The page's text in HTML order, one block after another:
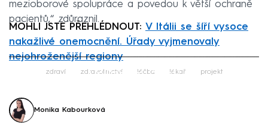
mezioborové spolupráce a povedou k větší ochraně
pacientů,“ zdůraznil.
MOHLI JSTE PŘEHLÉDNOUT: V Itálii se šíří vysoce
nakažlivé onemocnění. Úřady vyjmenovaly
nejohroženější regiony
Failed to fetch
zdraví zdravotnictví léčba lékař projekt
Monika Kabourková